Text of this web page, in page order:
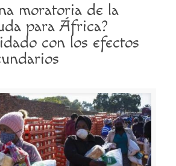
moratoria de la
para África?
con los efectos